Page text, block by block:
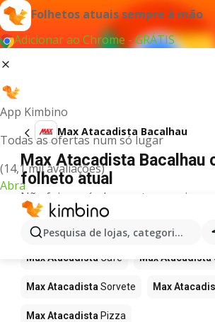
Folhetos atuais sempre à mão
Adicionar ao Chrome - GRÁTIS
App Kimbino
Todas as ofertas num só lugar
(14,1 mil avaliações)
Abra
Pesquisa de lojas,
Max Atacadista Bacalhau
Max Atacadista Bacalhau
folheto atual
Não foi possível encontrar
para este termo.
Mais produtos em Max
Max Atacadista Café Max Atacadista
Max Atacadista Sorvete Max
Max Atacadista Pizza